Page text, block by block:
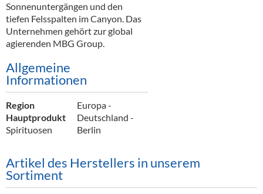
Kaffee
Barzubehör
Verpackung
Hygieneartikel & Desinfektion
Sonnenuntergängen und den
tiefen Felsspalten im Canyon. Das
Unternehmen gehört zur global
agierenden MBG Group.
Allgemeine
Informationen
Region
Europa -
Deutschland -
Berlin
Hauptprodukt
Spirituosen
Artikel des Herstellers in unserem
Sortiment